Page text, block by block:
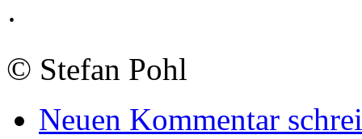
·
© Stefan Pohl
Neuen Kommentar